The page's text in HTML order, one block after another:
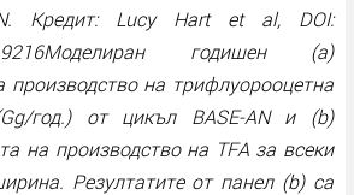
Кредит: Lucy Hart et al, DOI:
годишен (a)
производство на трифлуорооцетна
год.) от цикъл BASE-AN и (b)
на производство на TFA за всеки
Резултатите от панел (b) са